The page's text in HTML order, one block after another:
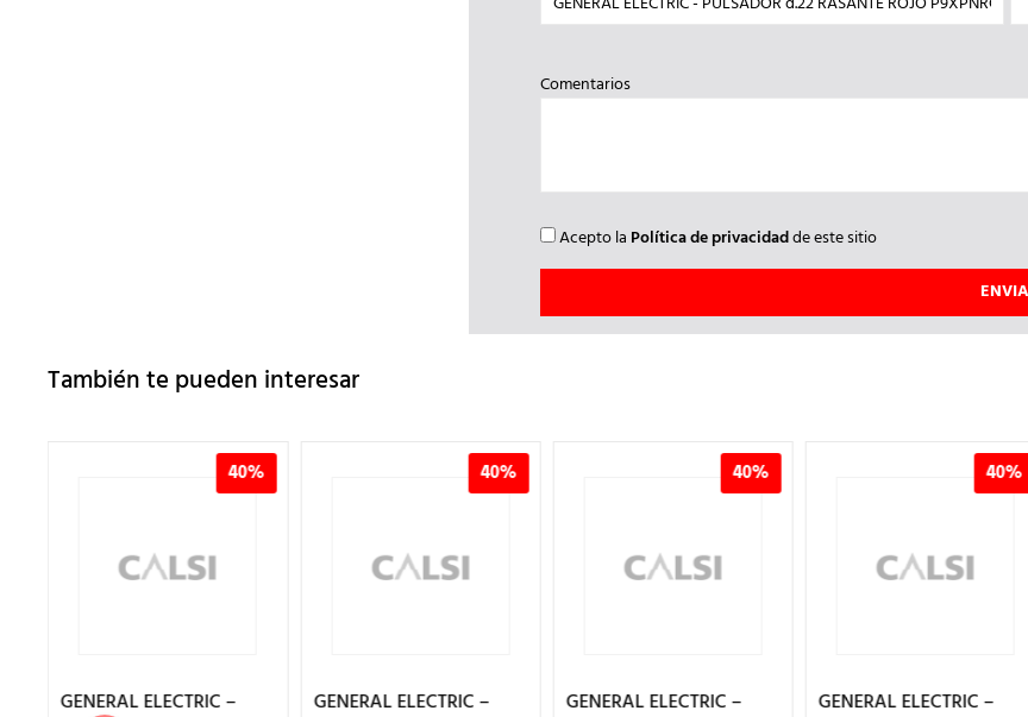
Comentarios
Acepto la Política de privacidadde este sitio
También te pueden interesar
40%
GENERAL ELECTRIC –
40%
GENERAL ELECTRIC –
40%
GENERAL ELECTRIC –
40%
GENERAL ELECTRIC –